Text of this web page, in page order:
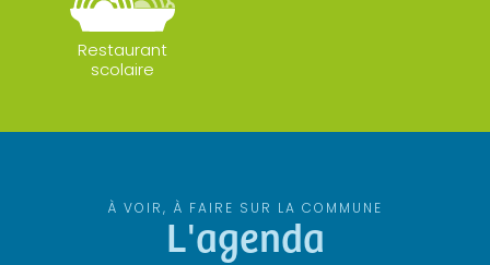
Restaurant
scolaire
À VOIR, À FAIRE SUR LA COMMUNE
L'agenda